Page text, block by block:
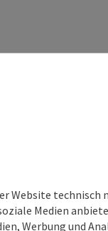
Website
Medien
Werbung und